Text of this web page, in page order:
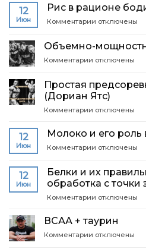
спину
в
бодибилдинге
12
Июн
Рис в рационе
Комментарии к
в
рационе
отключены
Объемно-
Комментарии к
мощностной
тренинг
отключены
Простая
(Дориан Ятс)
Комментарии к
диета
Ятс)
отключены
12
Июн
Молоко и его
Комментарии к
и
его
роль
бодибилдинге
отключены
12
Июн
Белки и их
обработка с точки
Комментарии к
и
их
отключены
ВСАА + таурин
Комментарии котключены